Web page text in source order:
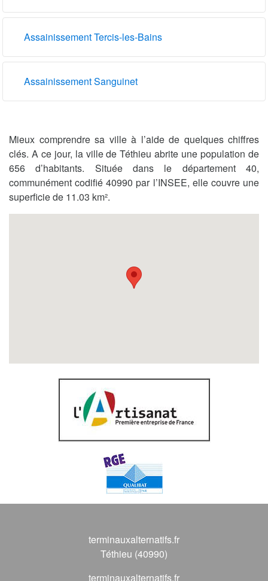
Assainissement Tercis-les-Bains
Assainissement Sanguinet
Mieux comprendre sa ville à l’aide de quelques chiffres
clés. A ce jour, la ville de Téthieu abrite une population de
656 d’habitants. Située dans le département 40,
communément codifié 40990 par l’INSEE, elle couvre une
superficie de 11.03 km².
terminauxalternatifs.fr
Téthieu (40990)
terminauxalternatifs.fr